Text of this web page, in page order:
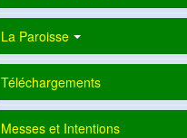
La Paroisse
Téléchargements
Messes et Intentions